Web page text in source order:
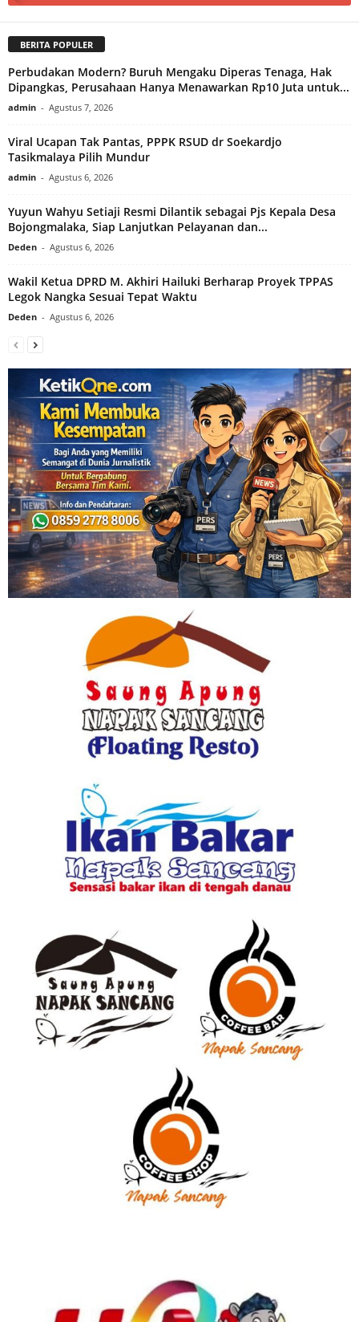
BERITA POPULER
Perbudakan Modern? Buruh Mengaku Diperas Tenaga, Hak
Dipangkas, Perusahaan Hanya Menawarkan Rp10 Juta untuk...
admin - Agustus 7, 2026
Viral Ucapan Tak Pantas, PPPK RSUD dr Soekardjo
Tasikmalaya Pilih Mundur
admin - Agustus 6, 2026
Yuyun Wahyu Setiaji Resmi Dilantik sebagai Pjs Kepala Desa
Bojongmalaka, Siap Lanjutkan Pelayanan dan...
Deden - Agustus 6, 2026
Wakil Ketua DPRD M. Akhiri Hailuki Berharap Proyek TPPAS
Legok Nangka Sesuai Tepat Waktu
Deden - Agustus 6, 2026